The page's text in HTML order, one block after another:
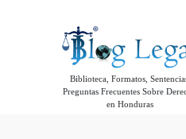
Biblioteca, Formatos,
Preguntas Frecuentes Sobre
en Honduras